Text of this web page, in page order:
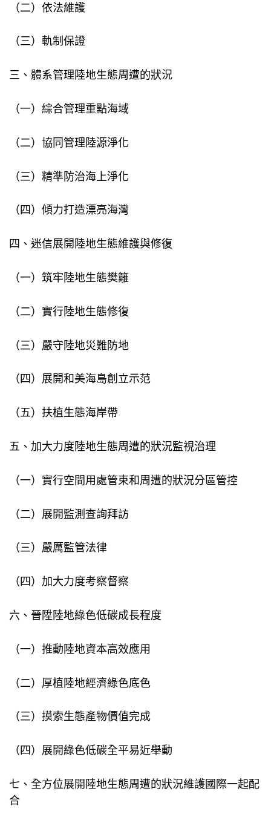
（二）依法維護
（三）軌制保證
三、體系管理陸地生態周遭的狀況
（一）綜合管理重點海域
（二）協同管理陸源淨化
（三）精準防治海上淨化
（四）傾力打造漂亮海灣
四、迷信展開陸地生態維護與修復
（一）筑牢陸地生態樊籬
（二）實行陸地生態修復
（三）嚴守陸地災難防地
（四）展開和美海島創立示范
（五）扶植生態海岸帶
五、加大力度陸地生態周遭的狀況監視治理
（一）實行空間用處管束和周遭的狀況分區管控
（二）展開監測查詢拜訪
（三）嚴厲監管法律
（四）加大力度考察督察
六、晉陞陸地綠色低碳成長程度
（一）推動陸地資本高效應用
（二）厚植陸地經濟綠色底色
（三）摸索生態產物價值完成
（四）展開綠色低碳全平易近舉動
七、全方位展開陸地生態周遭的狀況維護國際一起配
合